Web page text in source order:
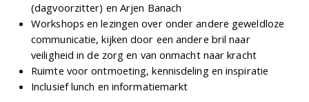
(dagvoorzitter) en Arjen Banach
Workshops en lezingen over onder andere geweldloze
communicatie, kijken door een andere bril naar
veiligheid in de zorg en van onmacht naar kracht
Ruimte voor ontmoeting, kennisdeling en inspiratie
Inclusief lunch en informatiemarkt